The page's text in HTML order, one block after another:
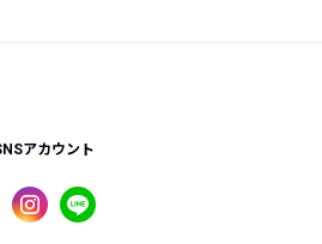
アカウント